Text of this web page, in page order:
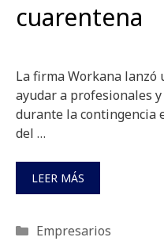
cuarentena
La firma Workana
ayudar a profesionales
durante la contingencia
del …
LEER MÁS
Categorías
Empresarios